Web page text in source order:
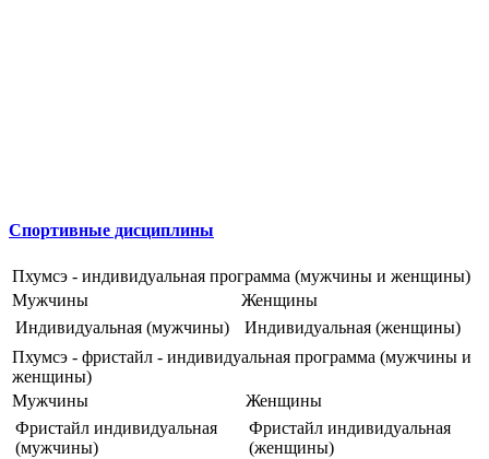
Спортивные дисциплины
Пхумсэ - индивидуальная программа (мужчины и женщины)
Мужчины
Женщины
Индивидуальная (мужчины)
Индивидуальная (женщины)
Пхумсэ - фристайл - индивидуальная программа (мужчины и
женщины)
Мужчины
Женщины
Фристайл индивидуальная
(мужчины)
Фристайл индивидуальная
(женщины)